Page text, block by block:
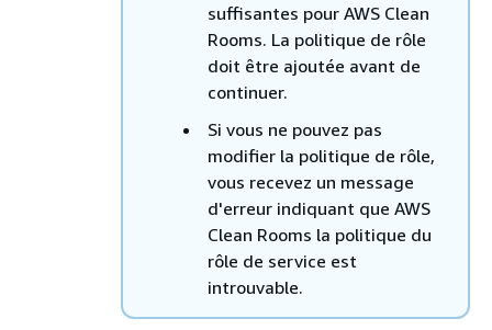
suffisantes pour AWS Clean
Rooms. La politique de rôle
doit être ajoutée avant de
continuer.
Si vous ne pouvez pas
modifier la politique de rôle,
vous recevez un message
d'erreur indiquant que AWS
Clean Rooms la politique du
rôle de service est
introuvable.